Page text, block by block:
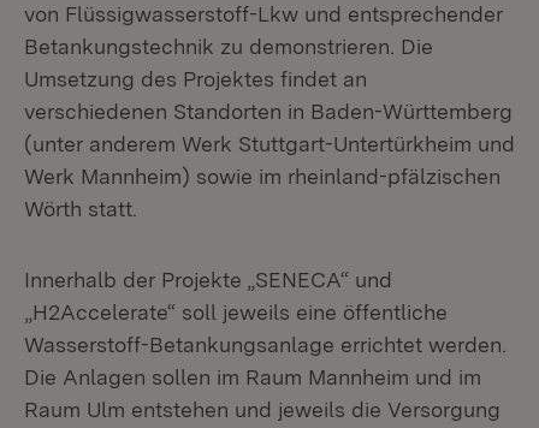
von Flüssigwasserstoff-Lkw und entsprechender
Betankungstechnik zu demonstrieren. Die
Umsetzung des Projektes findet an
verschiedenen Standorten in Baden-Württemberg
(unter anderem Werk Stuttgart-Untertürkheim und
Werk Mannheim) sowie im rheinland-pfälzischen
Wörth statt.
Innerhalb der Projekte „SENECA“ und
„H2Accelerate“ soll jeweils eine öffentliche
Wasserstoff-Betankungsanlage errichtet werden.
Die Anlagen sollen im Raum Mannheim und im
Raum Ulm entstehen und jeweils die Versorgung